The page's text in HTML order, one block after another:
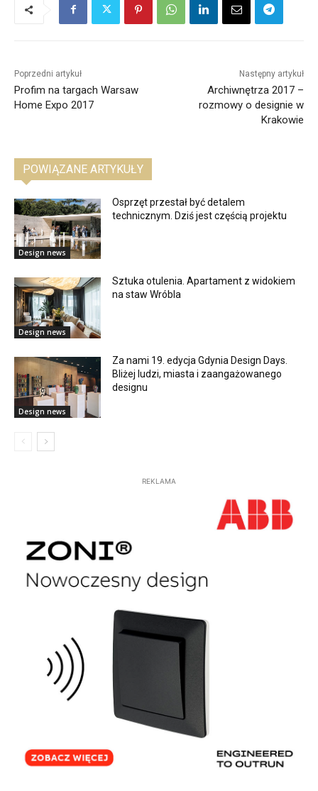
Poprzedni artykuł
Profim na targach Warsaw
Home Expo 2017
Następny artykuł
Archiwnętrza 2017 –
rozmowy o designie w
Krakowie
POWIĄZANE ARTYKUŁY
Design news
Osprzęt przestał być detalem
technicznym. Dziś jest częścią projektu
Design news
Sztuka otulenia. Apartament z widokiem
na staw Wróbla
Design news
Za nami 19. edycja Gdynia Design Days.
Bliżej ludzi, miasta i zaangażowanego
designu
REKLAMA